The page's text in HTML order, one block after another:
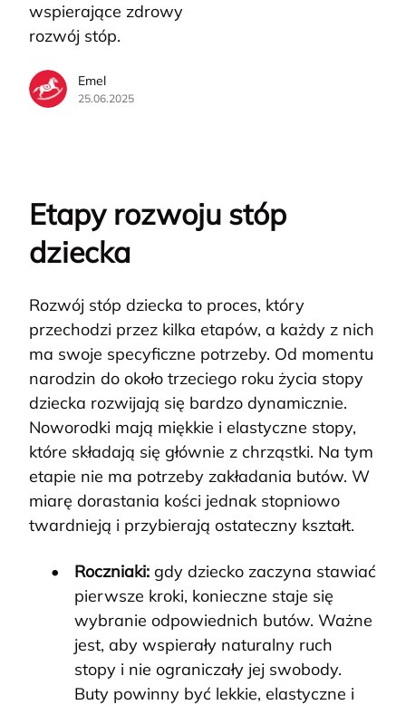
wspierające zdrowy
rozwój stóp.
Emel
25.06.2025
Etapy rozwoju stóp
dziecka
Rozwój stóp dziecka to proces, który
przechodzi przez kilka etapów, a każdy z nich
ma swoje specyficzne potrzeby. Od momentu
narodzin do około trzeciego roku życia stopy
dziecka rozwijają się bardzo dynamicznie.
Noworodki mają miękkie i elastyczne stopy,
które składają się głównie z chrząstki. Na tym
etapie nie ma potrzeby zakładania butów. W
miarę dorastania kości jednak stopniowo
twardnieją i przybierają ostateczny kształt.
Roczniaki: gdy dziecko zaczyna stawiać
pierwsze kroki, konieczne staje się
wybranie odpowiednich butów. Ważne
jest, aby wspierały naturalny ruch
stopy i nie ograniczały jej swobody.
Buty powinny być lekkie, elastyczne i